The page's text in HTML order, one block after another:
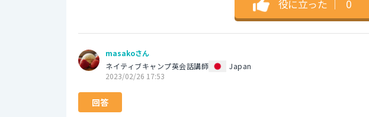
役に立った ｜ 0
masakoさん
ネイティブキャンプ英会話講師
Japan
2023/02/26 17:53
回答